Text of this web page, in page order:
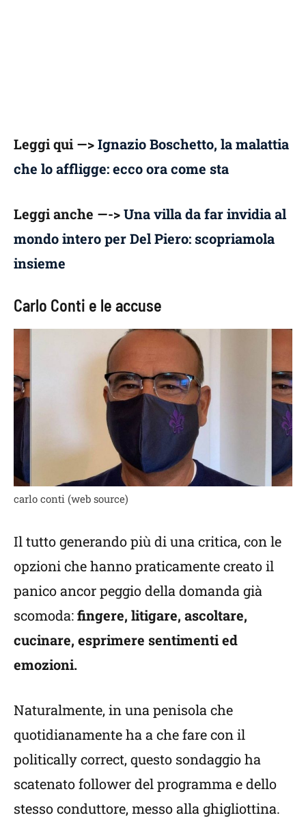
Leggi qui —>Ignazio Boschetto, la malattia
che lo affligge: ecco ora come sta
Leggi anche —->Una villa da far invidia al
mondo intero per Del Piero: scopriamola
insieme
Carlo Conti e le accuse
carlo conti (web source)
Il tutto generando più di una critica, con le
opzioni che hanno praticamente creato il
panico ancor peggio della domanda già
scomoda:fingere, litigare, ascoltare,
cucinare, esprimere sentimenti ed
emozioni.
Naturalmente, in una penisola che
quotidianamente ha a che fare con il
politically correct, questo sondaggio ha
scatenato follower del programma e dello
stesso conduttore, messo alla ghigliottina.